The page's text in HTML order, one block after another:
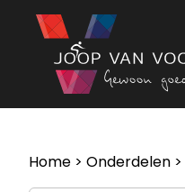
Ga naar de inhoud
Home > Onderdelen >